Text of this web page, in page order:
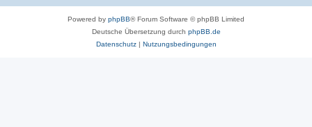
Powered by phpBB® Forum Software © phpBB Limited
Deutsche Übersetzung durch phpBB.de
Datenschutz| Nutzungsbedingungen